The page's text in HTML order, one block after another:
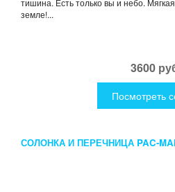
тишина. Есть только вы и небо.
земле!...
3600
Посмотреть
СОЛОНКА И ПЕРЕЧНИЦА PAC-